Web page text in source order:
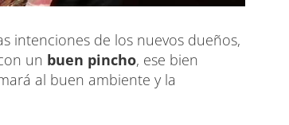
intenciones de los nuevos dueños,
un buen pincho, ese bien
al buen ambiente y la